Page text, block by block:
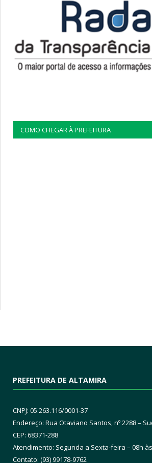
COMO CHEGAR À PREFEITURA
PREFEITURA DE ALTAMIRA
CNPJ: 05.263.116/0001-37
Endereço: Rua Otaviano Santos, nº 2288 –
CEP: 68371-288
Atendimento: Segunda a Sexta-feira – 08h
Contato: (93) 99178-9762